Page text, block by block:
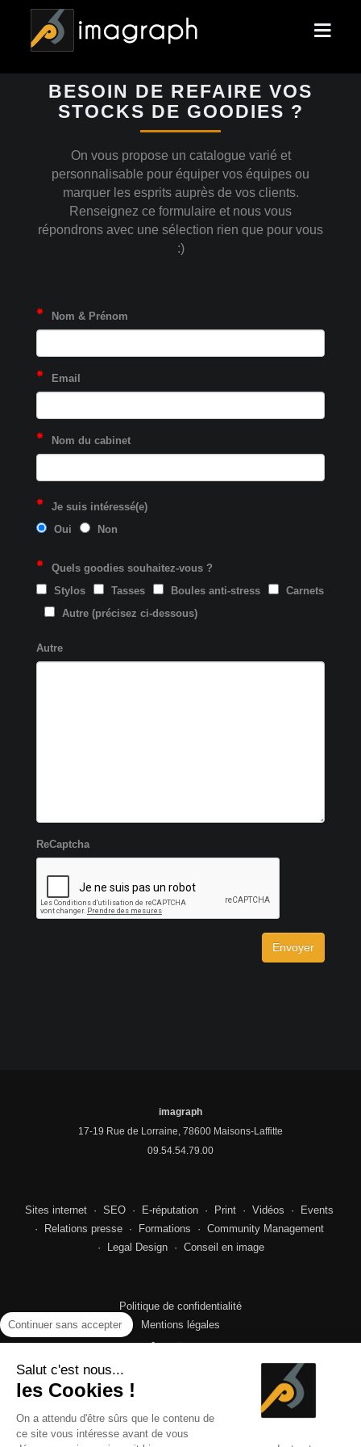
Continuer sans accepter
Salut c'est nous...
les Cookies !
On a attendu d'être sûrs que le contenu de
ce site vous intéresse avant de vous
BESOIN DE REFAIRE VOS
STOCKS DE GOODIES ?
On vous propose un catalogue varié et
personnalisable pour équiper vos équipes ou
marquer les esprits auprès de vos clients.
Renseignez ce formulaire et nous vous
répondrons avec une sélection rien que pour vous
:)
Nom & Prénom
Email
Nom du cabinet
Je suis intéressé(e)
Oui
Non
Quels goodies souhaitez-vous ?
Stylos
Tasses Boules anti-stress
Carnets
Autre (précisez ci-dessous)
Autre
ReCaptcha
Envoyer
imagraph
17-19 Rue de Lorraine, 78600 Maisons-Laffitte
09.54.54.79.00
Sites internet· SEO· E-réputation· Print· Vidéos ·
Events
·
Relations presse· Formations · Community Management
·
Legal Design· Conseil en image
Politique de confidentialité
Mentions légales
© 2026 · imagraph, agence de communication déontologique
basée à Maisons-Laffitte